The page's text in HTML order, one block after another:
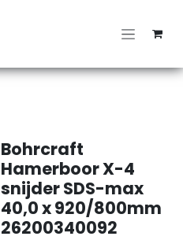
Bohrcraft
Hamerboor X-4
snijder SDS-max
40,0 x 920/800mm
26200340092